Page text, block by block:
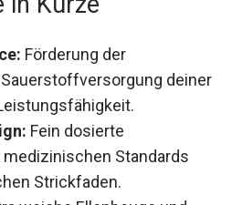
in Kürze
Förderung der
Leistungsfähigkeit.
Fein dosierte
Standards
Strickfaden.